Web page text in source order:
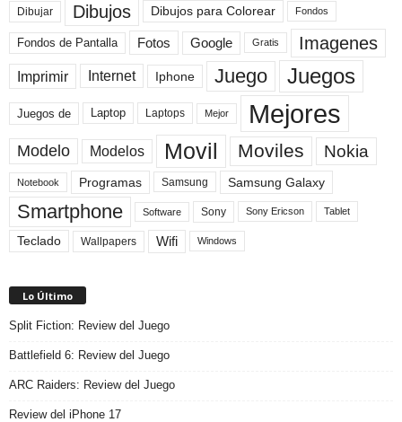
Dibujar Dibujos Dibujos para Colorear Fondos
Fondos de Pantalla Fotos Google Gratis Imagenes
Imprimir Internet Iphone Juego Juegos
Juegos de Laptop Laptops Mejor Mejores
Modelo Modelos Movil Moviles Nokia
Notebook Programas Samsung Samsung Galaxy
Smartphone Software Sony Sony Ericson Tablet
Teclado Wallpapers Wifi Windows
Lo Último
Split Fiction: Review del Juego
Battlefield 6: Review del Juego
ARC Raiders: Review del Juego
Review del iPhone 17